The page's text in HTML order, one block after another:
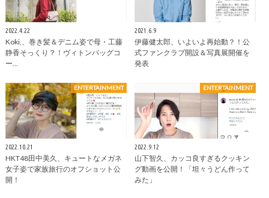
2022.4.22
Koki,、巻き髪＆デニム姿で母・工藤
静香そっくり？！ヴィトンバッグコ
ー…
2021.6.9
伊藤健太郎、いよいよ再始動？！公
式ファンクラブ開設＆写真展開催を
発表
ENTERTAINMENT
2022.10.21
HKT48田中美久、キュートなメガネ
女子姿で家族旅行のオフショット公
開！
ENTERTAINMENT
2022.9.12
山下智久、カッコ良すぎるクッキン
グ動画を公開！「坦々うどん作って
みた」